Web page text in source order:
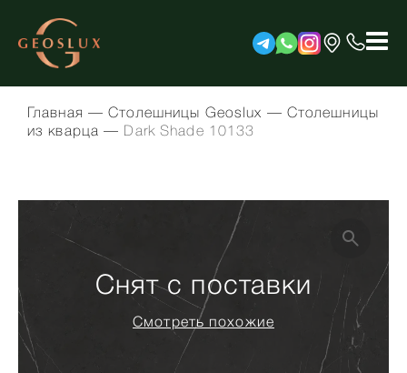
Главная —Столешницы Geoslux — Столешницы
из кварца — Dark Shade 10133
Снят с поставки
Смотреть похожие